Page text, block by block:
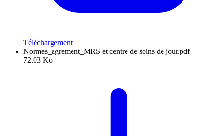
Téléchargement
Normes_agrement_MRS et centre de soins de jour.pdf
72.03 Ko